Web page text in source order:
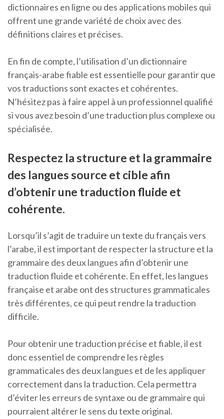
dictionnaires en ligne ou des applications mobiles qui
offrent une grande variété de choix avec des
définitions claires et précises.
En fin de compte, l’utilisation d’un dictionnaire
français-arabe fiable est essentielle pour garantir que
vos traductions sont exactes et cohérentes.
N’hésitez pas à faire appel à un professionnel qualifié
si vous avez besoin d’une traduction plus complexe ou
spécialisée.
Respectez la structure et la grammaire
des langues source et cible afin
d’obtenir une traduction fluide et
cohérente.
Lorsqu’il s’agit de traduire un texte du français vers
l’arabe, il est important de respecter la structure et la
grammaire des deux langues afin d’obtenir une
traduction fluide et cohérente. En effet, les langues
française et arabe ont des structures grammaticales
très différentes, ce qui peut rendre la traduction
difficile.
Pour obtenir une traduction précise et fiable, il est
donc essentiel de comprendre les règles
grammaticales des deux langues et de les appliquer
correctement dans la traduction. Cela permettra
d’éviter les erreurs de syntaxe ou de grammaire qui
pourraient altérer le sens du texte original.